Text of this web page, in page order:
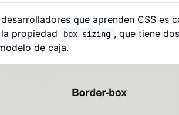
que aprenden CSS es
propiedad
box-sizing , que tiene
de caja.